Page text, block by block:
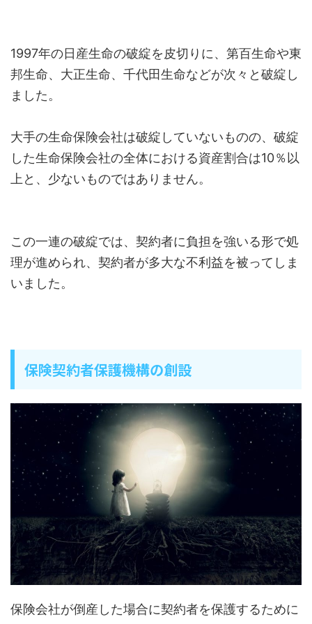
1997年の日産生命の破綻を皮切りに、第百生命や東
邦生命、大正生命、千代田生命などが次々と破綻し
ました。
大手の生命保険会社は破綻していないものの、破綻
した生命保険会社の全体における資産割合は10％以
上と、少ないものではありません。
この一連の破綻では、契約者に負担を強いる形で処
理が進められ、契約者が多大な不利益を被ってしま
いました。
保険契約者保護機構の創設
保険会社が倒産した場合に契約者を保護するために